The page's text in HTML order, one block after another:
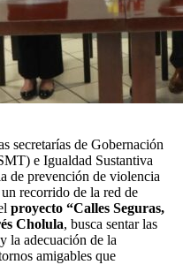
secretarías de Gobernación
e Igualdad Sustantiva
de prevención de violencia
recorrido de la red de
proyecto “Calles Seguras,
Cholula, busca sentar las
la adecuación de la
amigables que